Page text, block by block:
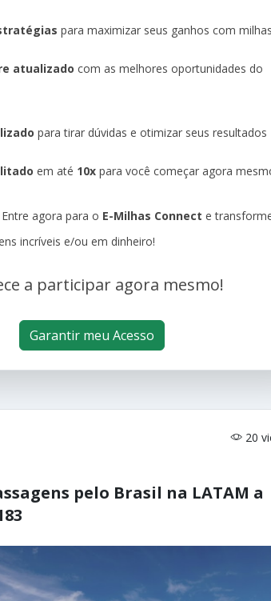
para maximizar seus ganhos com
atualizado com as melhores oportunidades do
para tirar dúvidas e otimizar seus resultados
em até 10x para você começar agora
Entre agora para o E-Milhas Connect e
incríveis e/ou em dinheiro!
a participar agora mesmo!
Garantir meu Acesso
20
pelo Brasil na LATAM a